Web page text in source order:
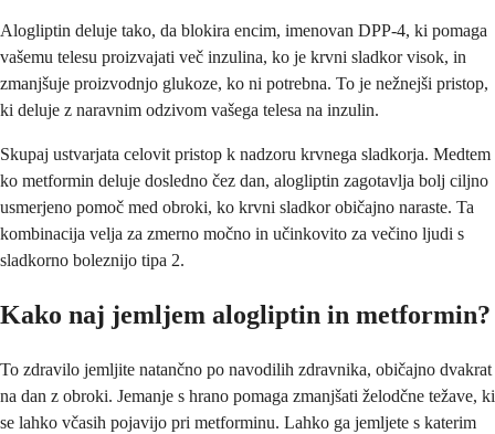
Alogliptin deluje tako, da blokira encim, imenovan DPP-4, ki pomaga
vašemu telesu proizvajati več inzulina, ko je krvni sladkor visok, in
zmanjšuje proizvodnjo glukoze, ko ni potrebna. To je nežnejši pristop,
ki deluje z naravnim odzivom vašega telesa na inzulin.
Skupaj ustvarjata celovit pristop k nadzoru krvnega sladkorja. Medtem
ko metformin deluje dosledno čez dan, alogliptin zagotavlja bolj ciljno
usmerjeno pomoč med obroki, ko krvni sladkor običajno naraste. Ta
kombinacija velja za zmerno močno in učinkovito za večino ljudi s
sladkorno boleznijo tipa 2.
Kako naj jemljem alogliptin in metformin?
To zdravilo jemljite natančno po navodilih zdravnika, običajno dvakrat
na dan z obroki. Jemanje s hrano pomaga zmanjšati želodčne težave, ki
se lahko včasih pojavijo pri metforminu. Lahko ga jemljete s katerim